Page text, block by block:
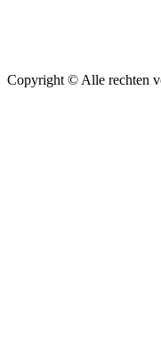
Copyright © Alle rechten